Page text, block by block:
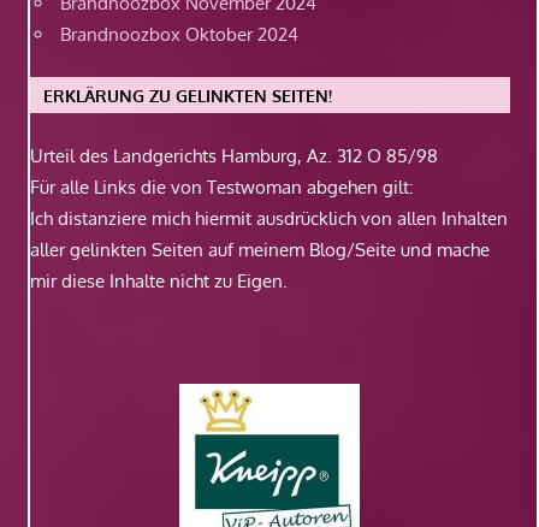
Brandnoozbox Oktober 2024
ERKLÄRUNG ZU GELINKTEN SEITEN!
Urteil des Landgerichts Hamburg, Az. 312 O 85/98
Für alle Links die von Testwoman abgehen gilt:
Ich distanziere mich hiermit ausdrücklich von allen Inhalten
aller gelinkten Seiten auf meinem Blog/Seite und mache
mir diese Inhalte nicht zu Eigen.